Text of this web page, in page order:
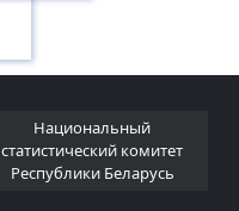
Национальный
статистический комитет
Республики Беларусь